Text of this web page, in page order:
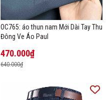
OC765: áo thun nam Mới Dài Tay Thu
Đông Ve Áo Paul
470.000₫
640.000₫